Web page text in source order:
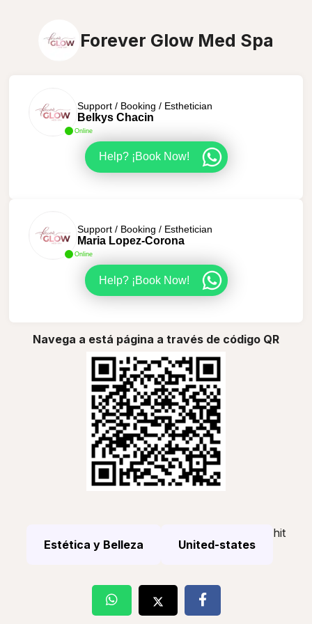
Forever Glow Med Spa
Online
Support / Booking / Esthetician
Belkys Chacin
Help? ¡Book Now!
Online
Support / Booking / Esthetician
Maria Lopez-Corona
Help? ¡Book Now!
Navega a está página a través de código QR
Estética y Belleza United-states
hit